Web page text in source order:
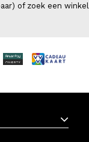
of zoek een winkel